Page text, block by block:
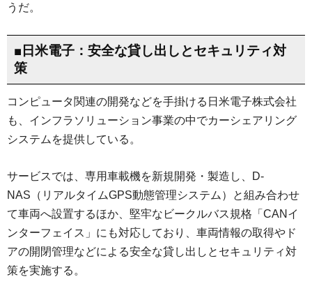
うだ。
■日米電子：安全な貸し出しとセキュリティ対
策
コンピュータ関連の開発などを手掛ける日米電子株式会社
も、インフラソリューション事業の中でカーシェアリング
システムを提供している。
サービスでは、専用車載機を新規開発・製造し、D-
NAS（リアルタイムGPS動態管理システム）と組み合わせ
て車両へ設置するほか、堅牢なビークルバス規格「CANイ
ンターフェイス」にも対応しており、車両情報の取得やド
アの開閉管理などによる安全な貸し出しとセキュリティ対
策を実施する。